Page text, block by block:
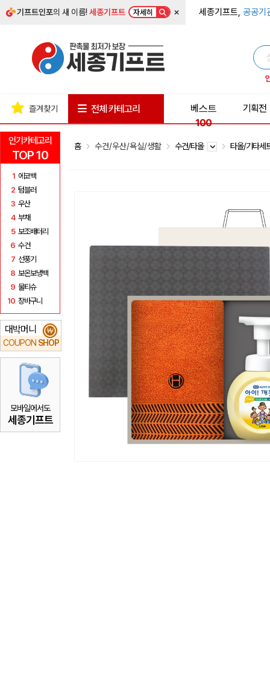
기프트인포의 새 이름!세종기프트 자세히 × 세종기프트, 공공기
인기카테고리
TOP 10
1 에코백
2 텀블러
3 우산
4 부채
5 보조배터리
6 수건
7 선풍기
8 보온보냉백
9 물티슈
10 장바구니
대박머니
COUPON SHOP
₩
모바일에서도
세종기프트
즐겨찾기 전체 카테고리
베스트
100
기획전
홈 수건/우산/욕실/생활 수건/타올 타올/기타